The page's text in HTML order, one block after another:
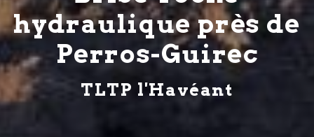
hydraulique près de
Perros-Guirec
TLTP l'Havéant